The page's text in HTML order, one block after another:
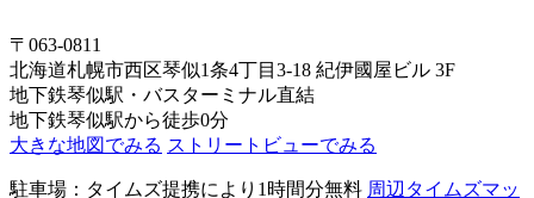
〒063-0811
北海道札幌市西区琴似1条4丁目3-18 紀伊國屋ビル 3F
地下鉄琴似駅・バスターミナル直結
地下鉄琴似駅から徒歩0分
大きな地図でみる ストリートビューでみる
駐車場：タイムズ提携により1時間分無料 周辺タイムズマッ